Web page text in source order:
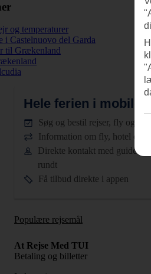
og temperaturer
i Castelnuovo del Garda
til Grækenland
Hele ferien i mobilen.
Søg og bestil rejser, fly og hotel
Information om fly, hotel og
Direkte kontakt med guiderne
rundt
Få tilbud direkte i appen
Populære rejsemål
At Rejse Med TUI
Betaling og billetter